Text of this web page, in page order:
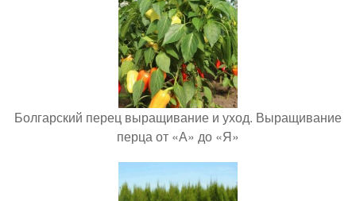
Болгарский перец выращивание и уход. Выращивание
перца от «А» до «Я»